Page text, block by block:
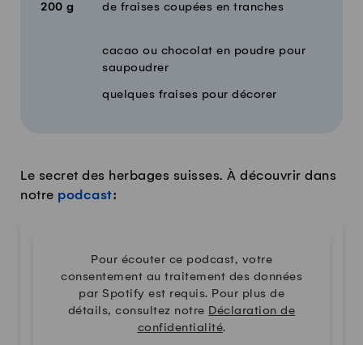
200 g de fraises coupées en tranches
cacao ou chocolat en poudre pour
saupoudrer
quelques fraises pour décorer
Le secret des herbages suisses. À découvrir dans
notre podcast:
Pour écouter ce podcast, votre
consentement au traitement des données
par Spotify est requis. Pour plus de
détails, consultez notre Déclaration de
confidentialité.